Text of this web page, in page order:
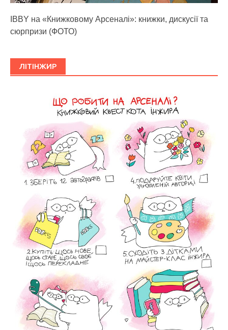
IBBY на «Книжковому Арсеналі»: книжки, дискусії та
сюрпризи (ФОТО)
ЛІТІНЖИР